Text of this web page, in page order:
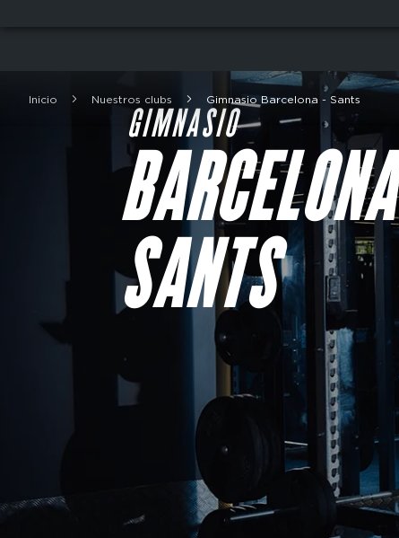
Breadcrumb
Inicio Nuestros clubs Gimnasio Barcelona - Sants
GIMNASIO
SANTS